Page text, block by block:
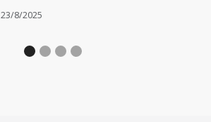
23/8/2025